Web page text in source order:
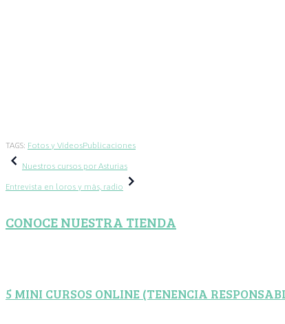
TAGS: Fotos y VídeosPublicaciones
Navegación
de
Nuestros cursos por Asturias
Entrevista en loros y más, radio
CONOCE NUESTRA TIENDA
5 MINI CURSOS ONLINE (TENENCIA